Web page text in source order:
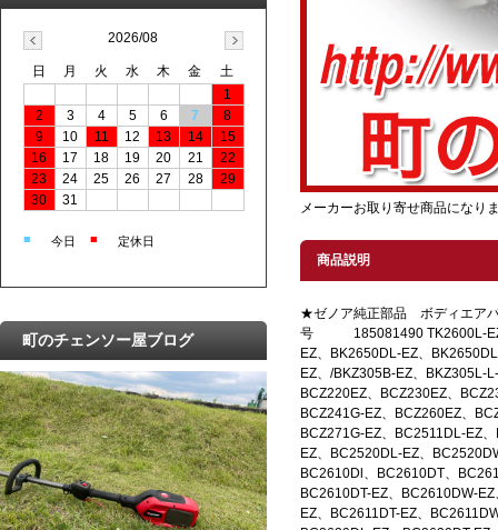
メーカーお取り寄せ商品になり
商品説明
★ゼノア純正部品 ボディエア
号 185081490 TK2600L-EZ
EZ、BK2650DL-EZ、
EZ、/BKZ305B-EZ、BKZ305L-
BCZ220EZ、BCZ230EZ、
BCZ241G-EZ、BCZ260EZ、
BCZ271G-EZ、BC2511DL-EZ
EZ、BC2520DL-EZ、
BC2610Dl、BC2610DT、
BC2610DT-EZ、BC2610DW-
EZ、BC2611DT-EZ、
2026/08
日 月 火 水 木 金
土
1
2
3 4 5 6 7
8
9
10 11 12 13 14
15
16
17 18 19 20 21
22
23
24 25 26 27 28
29
30
31
■ 今日 ■ 定休日
町のチェンソー屋ブログ